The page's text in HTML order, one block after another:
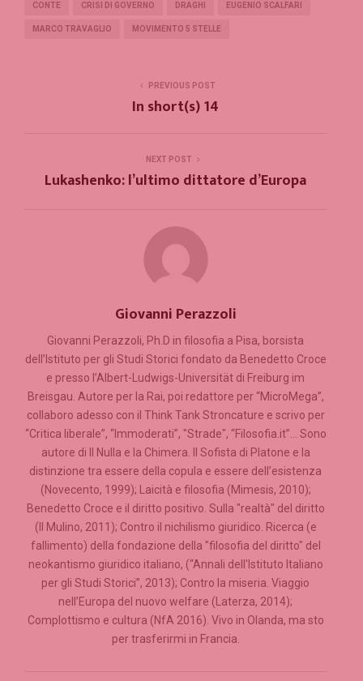
CONTE CRISI DI GOVERNO DRAGHI EUGENIO SCALFARI
MARCO TRAVAGLIO MOVIMENTO 5 STELLE
PREVIOUS POST
In short(s) 14
NEXT POST
Lukashenko: l’ultimo dittatore d’Europa
Giovanni Perazzoli
Giovanni Perazzoli, Ph.D in filosofia a Pisa, borsista
dell’Istituto per gli Studi Storici fondato da Benedetto Croce
e presso l’Albert-Ludwigs-Universität di Freiburg im
Breisgau. Autore per la Rai, poi redattore per “MicroMega”,
collaboro adesso con il Think Tank Stroncature e scrivo per
“Critica liberale”, “Immoderati”, "Strade", “Filosofia.it”… Sono
autore di Il Nulla e la Chimera. Il Sofista di Platone e la
distinzione tra essere della copula e essere dell’esistenza
(Novecento, 1999); Laicità e filosofia (Mimesis, 2010);
Benedetto Croce e il diritto positivo. Sulla "realtà" del diritto
(Il Mulino, 2011); Contro il nichilismo giuridico. Ricerca (e
fallimento) della fondazione della "filosofia del diritto" del
neokantismo giuridico italiano, (“Annali dell'Istituto Italiano
per gli Studi Storici”, 2013); Contro la miseria. Viaggio
nell’Europa del nuovo welfare (Laterza, 2014);
Complottismo e cultura (NfA 2016). Vivo in Olanda, ma sto
per trasferirmi in Francia.